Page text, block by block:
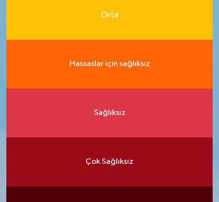
Orta
Hassaslar için sağlıksız
Sağlıksız
Çok Sağlıksız